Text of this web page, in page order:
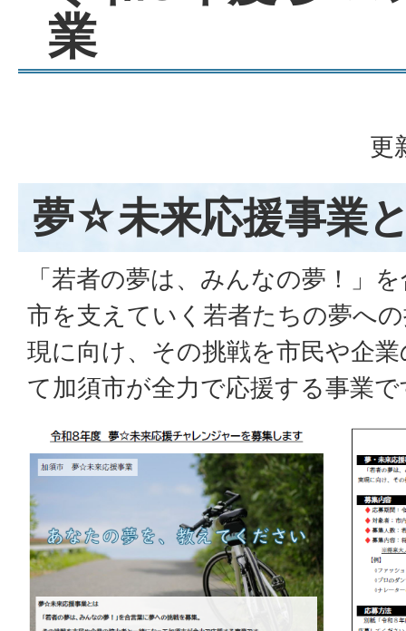
業
更
夢☆未来応援事業
「若者の夢は、みんなの夢！」
市を支えていく若者たちの夢へ
現に向け、その挑戦を市民や企
て加須市が全力で応援する事業